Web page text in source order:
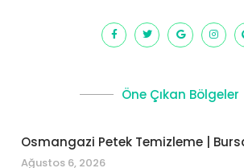
Öne Çıkan Bölgeler
Osmangazi Petek Temizleme |
Ağustos 6, 2026